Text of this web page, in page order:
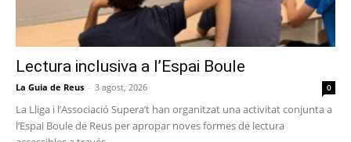
Lectura inclusiva a l’Espai Boule
La Guia de Reus - 3 agost, 2026 0
La Lliga i l’Associació Supera’t han organitzat una activitat conjunta a
l’Espai Boule de Reus per apropar noves formes de lectura